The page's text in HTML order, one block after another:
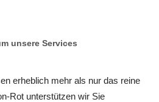
unsere Services
erheblich mehr als nur das reine
Rot unterstützen wir Sie